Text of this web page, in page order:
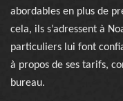
abordables en plus de
cela, ils s’adressent à
particuliers lui font
à propos de ses tarifs,
bureau.